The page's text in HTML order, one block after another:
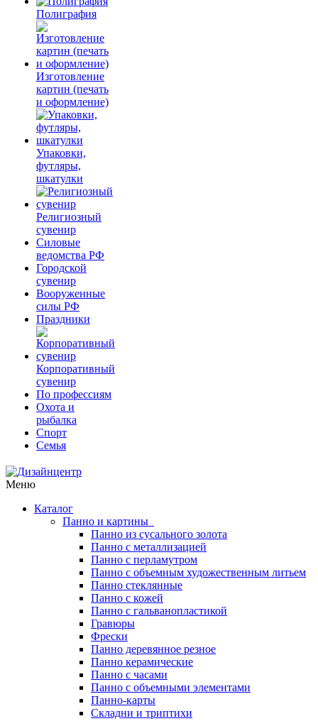
Полиграфия
Изготовление
картин (печать
и оформление)
Упаковки,
футляры,
шкатулки
Религиозный
сувенир
Силовые
ведомства РФ
Городской
сувенир
Вооруженные
силы РФ
Праздники
Корпоративный
сувенир
По профессиям
Охота и
рыбалка
Спорт
Семья
Меню
Каталог
Панно и картины
Панно из сусального золота
Панно с металлизацией
Панно с перламутром
Панно с объемным художественным литьем
Панно стеклянные
Панно с кожей
Панно с гальванопластикой
Гравюры
Фрески
Панно деревянное резное
Панно керамические
Панно с часами
Панно с объемными элементами
Панно-карты
Складни и триптихи